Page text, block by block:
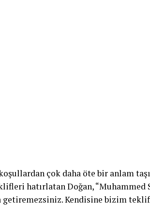
çok daha öte bir anlam
hatırlatan Doğan, “Muhammed
getiremezsiniz. Kendisine bizim